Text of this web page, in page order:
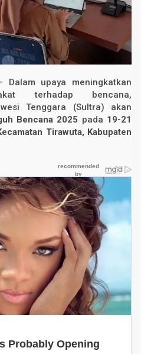
Dalam upaya meningkatkan
terhadap bencana,
Tenggara (Sultra) akan
Bencana 2025 pada 19-21
Tirawuta, Kabupaten